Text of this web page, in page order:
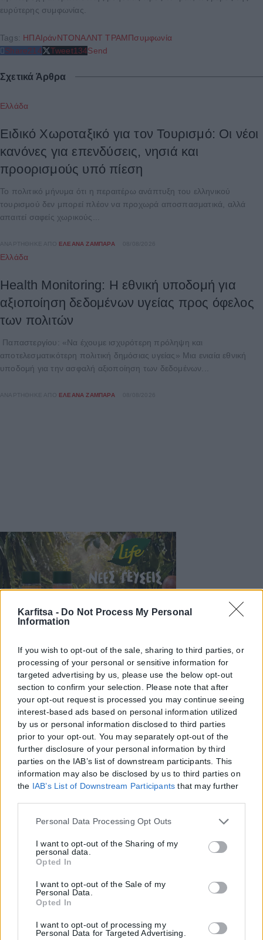
Karfitsa - Do Not Process My Personal
Information
If you wish to opt-out of the sale, sharing to third parties, or
processing of your personal or sensitive information for
targeted advertising by us, please use the below opt-out
section to confirm your selection. Please note that after
your opt-out request is processed you may continue seeing
interest-based ads based on personal information utilized
by us or personal information disclosed to third parties
prior to your opt-out. You may separately opt-out of the
further disclosure of your personal information by third
parties on the IAB’s list of downstream participants. This
information may also be disclosed by us to third parties on
the IAB’s List of Downstream Participants that may further
Please note that this website/app uses one or more Google
but not limited to your visit or usage behaviour. You may
click to grant or deny consent to Google and its third-party
tags to use your data for below specified purposes in below
Google consent section.
Personal Data Processing Opt Outs
I want to opt-out of the Sharing of my
personal data.
Opted In
I want to opt-out of the Sale of my
Personal Data.
Opted In
I want to opt-out of processing my
Personal Data for Targeted Advertising.
ευρύτερης συμφωνίας.
Tags: ΗΠΑΙράνΝΤΟΝΑΛΝΤ ΤΡΑΜΠσυμφωνία
Share214 Tweet134Send
Σχετικά Άρθρα
Ελλάδα
Ειδικό Χωροταξικό για τον Τουρισμό: Οι νέοι
κανόνες για επενδύσεις, νησιά και
προορισμούς υπό πίεση
Το πολιτικό μήνυμα ότι η περαιτέρω ανάπτυξη του ελληνικού
τουρισμού δεν μπορεί πλέον να προχωρά αποσπασματικά, αλλά
απαιτεί σαφείς χωρικούς...
ΑΝΑΡΤΉΘΗΚΕ ΑΠΌ ΕΛΕΆΝΑ ΖΑΜΠΆΡΑ
Ελλάδα
Health Monitoring: Η εθνική υποδομή για
αξιοποίηση δεδομένων υγείας προς όφελος
των πολιτών
Παπαστεργίου: «Να έχουμε ισχυρότερη πρόληψη και
αποτελεσματικότερη πολιτική δημόσιας υγείας» Μια ενιαία εθνική
υποδομή για την ασφαλή αξιοποίηση των δεδομένων...
ΕΛΕΆΝΑ ΖΑΜΠΆΡΑ